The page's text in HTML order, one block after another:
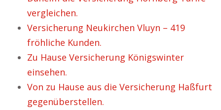
vergleichen.
Versicherung Neukirchen Vluyn – 419
fröhliche Kunden.
Zu Hause Versicherung Königswinter
einsehen.
Von zu Hause aus die Versicherung Haßfurt
gegenüberstellen.